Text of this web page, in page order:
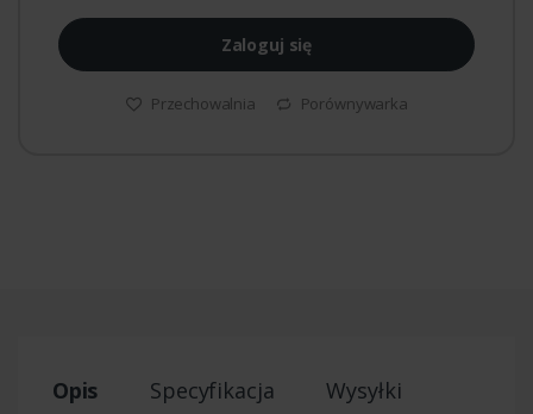
Zaloguj się
Przechowalnia Porównywarka
Opis Specyfikacja Wysyłki